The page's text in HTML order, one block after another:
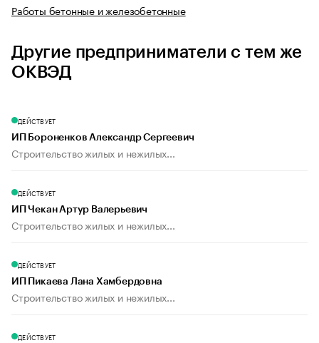
Работы бетонные и железобетонные
Другие предприниматели с тем же
ОКВЭД
ДЕЙСТВУЕТ
ИП Бороненков Александр Сергеевич
Строительство жилых и нежилых...
ДЕЙСТВУЕТ
ИП Чекан Артур Валерьевич
Строительство жилых и нежилых...
ДЕЙСТВУЕТ
ИП Пикаева Лана Хамбердовна
Строительство жилых и нежилых...
ДЕЙСТВУЕТ